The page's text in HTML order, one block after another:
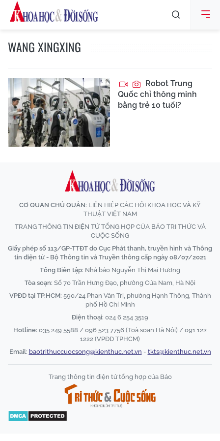
WANG XINGXING
Robot Trung
Quốc chỉ thông minh
bằng trẻ 10 tuổi?
CƠ QUAN CHỦ QUẢN: LIÊN HIỆP CÁC HỘI KHOA HỌC VÀ KỸ
THUẬT VIỆT NAM
TRANG THÔNG TIN ĐIỆN TỬ TỔNG HỢP CỦA BÁO TRI THỨC VÀ
CUỘC SỐNG
Giấy phép số 113/GP-TTĐT do Cục Phát thanh, truyền hình và Thông
tin điện tử - Bộ Thông tin và Truyền thông cấp ngày 08/07/2021
Tổng Biên tập: Nhà báo Nguyễn Thị Mai Hương
Tòa soạn: Số 70 Trần Hưng Đạo, phường Cửa Nam, Hà Nội
VPĐD tại TP.HCM: 590/24 Phan Văn Trị, phường Hạnh Thông, Thành
phố Hồ Chí Minh
Điện thoại: 024 6 254 3519
Hotline: 035 249 5588 / 096 523 7756 (Toà soạn Hà Nội) / 091 122
1222 (VPĐD TPHCM)
Email: baotrithuccuocsong@kienthuc.net.vn - tkts@kienthuc.net.vn
Trang thông tin điện tử tổng hợp của Báo